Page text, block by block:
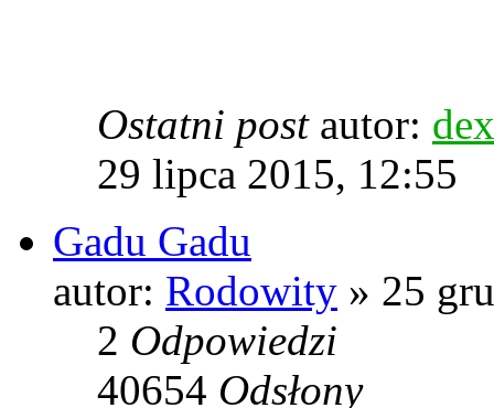
Ostatni post autor:
29 lipca 2015, 12:55
Gadu Gadu
autor: Rodowity » 25
2 Odpowiedzi
40654 Odsłony